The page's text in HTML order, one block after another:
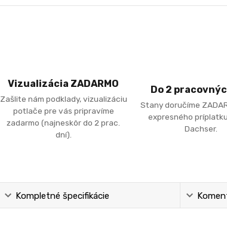
Vizualizácia ZADARMO
Zašlite nám podklady, vizualizáciu
potlače pre vás pripravíme
zadarmo (najneskôr do 2 prac.
dní).
Do 2
Stany doručíme
expresného
Dachser.
Kompletné špecifikácie